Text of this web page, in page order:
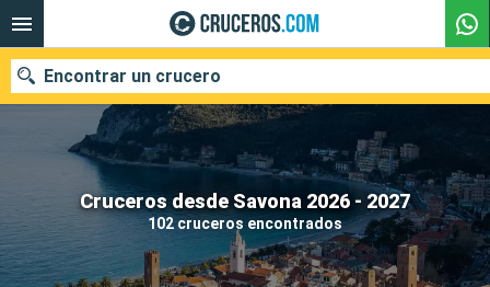
Cruceros desde Savona 2026 - 2027
102 cruceros encontrados
Encontrar un crucero
Nuestros destinos
Fecha de salida